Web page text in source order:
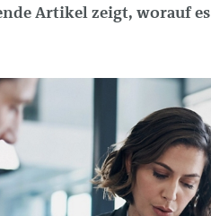
Artikel zeigt, worauf es